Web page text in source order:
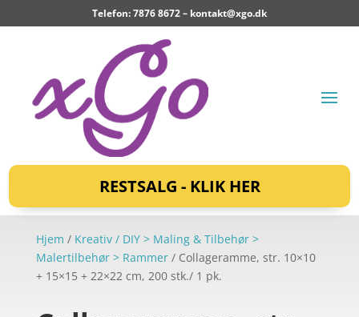
Telefon: 7876 8672 – kontakt@xgo.dk
RESTSALG - KLIK HER
Hjem / Kreativ / DIY > Maling & Tilbehør >
Malertilbehør > Rammer/ Collageramme, str. 10×10
+ 15×15 + 22×22 cm, 200 stk./ 1 pk.